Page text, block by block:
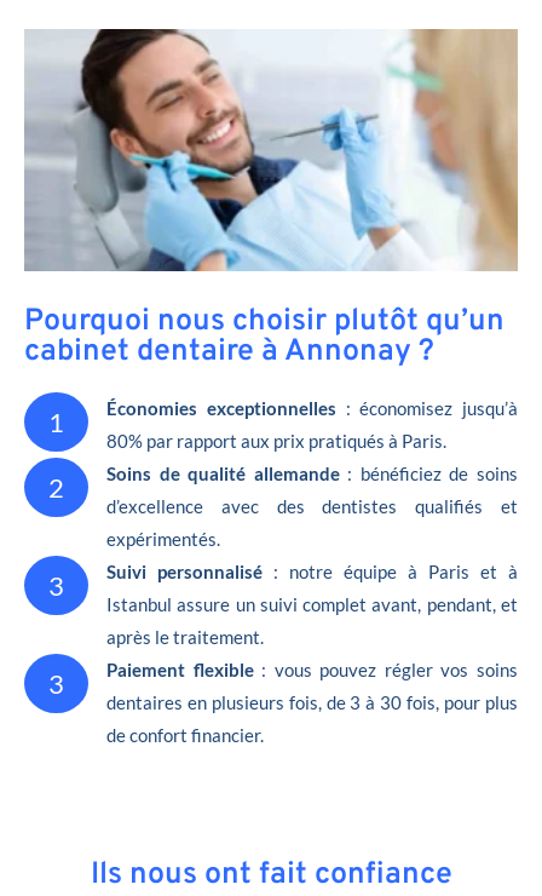
Pourquoi nous choisir plutôt qu’un
cabinet dentaire à Annonay ?
1 Économies exceptionnelles : économisez jusqu’à
80% par rapport aux prix pratiqués à Paris.
2 Soins de qualité allemande: bénéficiez de soins
d’excellence avec des dentistes qualifiés et
expérimentés.
3 Suivi personnalisé : notre équipe à Paris et à
Istanbul assure un suivi complet avant, pendant, et
après le traitement.
3 Paiement flexible: vous pouvez régler vos soins
dentaires en plusieurs fois, de 3 à 30 fois, pour plus
de confort financier.
Ils nous ont fait confiance